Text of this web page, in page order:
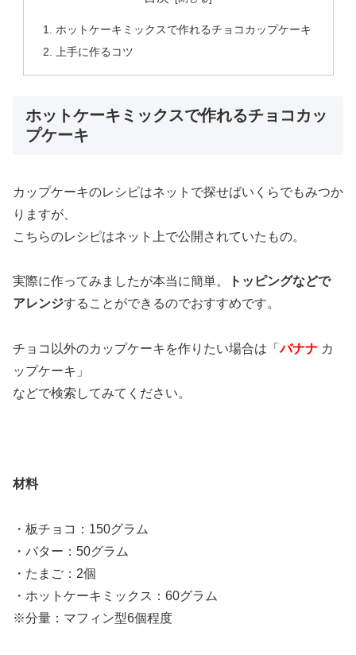
ホットケーキミックスで作れるチョコカップケーキ
上手に作るコツ
ホットケーキミックスで作れるチョコカッ
プケーキ
カップケーキのレシピはネットで探せばいくらでもみつか
りますが、
こちらのレシピはネット上で公開されていたもの。
実際に作ってみましたが本当に簡単。
トッピングなどで
アレンジすることができるのでおすすめです。
チョコ以外のカップケーキを作りたい場合は「バナナ カ
ップケーキ」
などで検索してみてください。
材料
・板チョコ：150グラム
・バター：50グラム
・たまご：2個
・ホットケーキミックス：60グラム
※分量：マフィン型6個程度